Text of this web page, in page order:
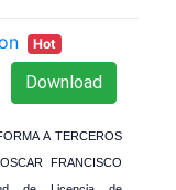
Hot
Download
A TERCEROS
FRANCISCO